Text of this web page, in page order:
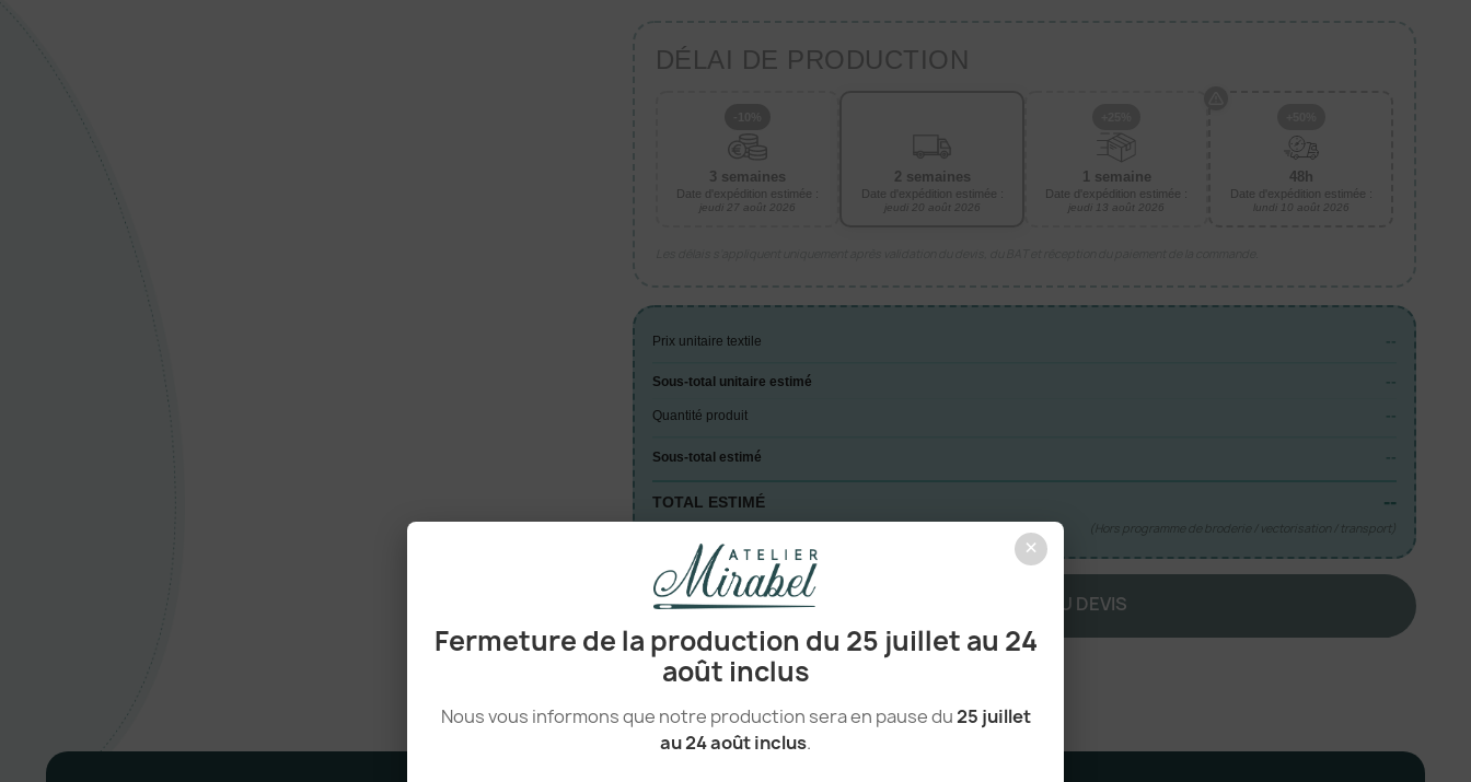
×
Fermeture de la production du 25 juillet au 24
août inclus
Nous vous informons que notre production sera en pause du25 juillet
au 24 août inclus.
DÉLAI DE PRODUCTION
3 semaines
Date d'expédition estimée :
jeudi 27 août 2026
2 semaines
Date d'expédition estimée :
jeudi 20 août 2026
1 semaine
Date d'expédition estimée :
jeudi 13 août 2026
48h
Date d'expédition estimée :
lundi 10 août 2026
Prix unitaire textile --
Sous-total unitaire estimé --
Quantité produit --
Sous-total estimé --
TOTAL ESTIMÉ --
(Hors programme de broderie / vectorisation / transport)
AJOUTER AU DEVIS